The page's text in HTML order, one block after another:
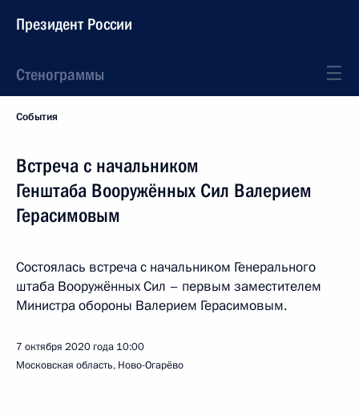
Президент России
Стенограммы
События
Встреча с начальником
Генштаба Вооружённых Сил Валерием
Герасимовым
Состоялась встреча с начальником Генерального
штаба Вооружённых Сил – первым заместителем
Министра обороны Валерием Герасимовым.
7 октября 2020 года 10:00
Московская область, Ново-Огарёво